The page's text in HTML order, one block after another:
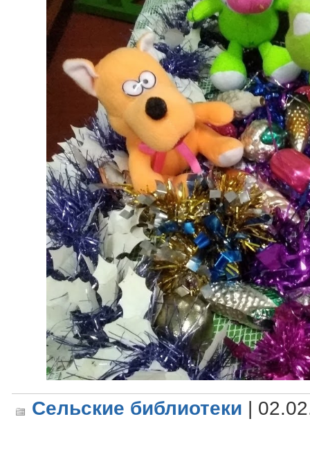
Сельские библиотеки |